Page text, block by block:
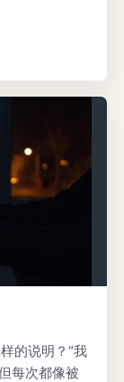
；想走得
几乎像口号
是会一个
开发都是如
的说明？“我
每次都像被